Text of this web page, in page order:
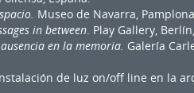
Museo de Navarra,
in between. Play Gallery,
en la memoria. Galería
de luz on/off line en la